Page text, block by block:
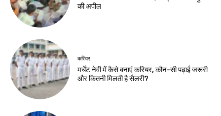
54 फीट के कांवर के
साथ 105 किमी पैदल
कांवरिया
Birsa Bhumi Live -
August 8, 2026